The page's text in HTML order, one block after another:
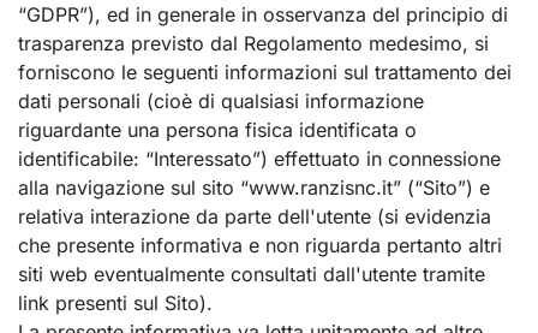
“GDPR”), ed in generale in osservanza del principio di
trasparenza previsto dal Regolamento medesimo, si
forniscono le seguenti informazioni sul trattamento dei
dati personali (cioè di qualsiasi informazione
riguardante una persona fisica identificata o
identificabile: “Interessato”) effettuato in connessione
alla navigazione sul sito “www.ranzisnc.it” (“Sito”) e
relativa interazione da parte dell'utente (si evidenzia
che presente informativa e non riguarda pertanto altri
siti web eventualmente consultati dall'utente tramite
link presenti sul Sito).